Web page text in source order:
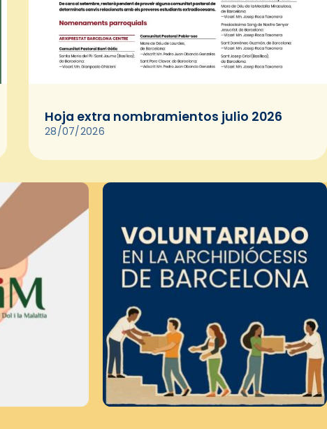
Hoja extra nombramientos julio 2026
28/07/2026